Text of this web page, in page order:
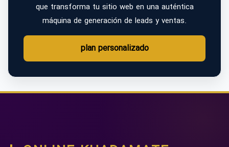
que transforma tu sitio web en una auténtica
máquina de generación de leads y ventas.
plan personalizado